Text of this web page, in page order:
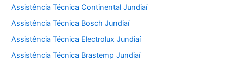
Assistência Técnica Continental Jundiaí
Assistência Técnica Bosch Jundiaí
Assistência Técnica Electrolux Jundiaí
Assistência Técnica Brastemp Jundiaí